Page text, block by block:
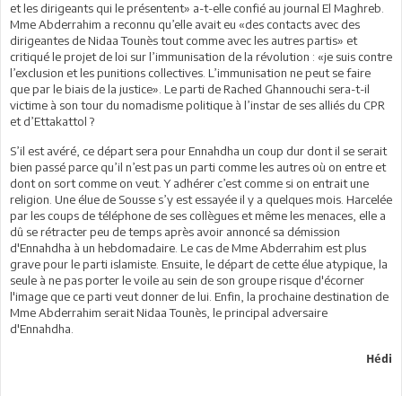
et les dirigeants qui le présentent» a-t-elle confié au journal El Maghreb.
Mme Abderrahim a reconnu qu’elle avait eu «des contacts avec des
dirigeantes de Nidaa Tounès tout comme avec les autres partis» et
critiqué le projet de loi sur l’immunisation de la révolution : «je suis contre
l’exclusion et les punitions collectives. L’immunisation ne peut se faire
que par le biais de la justice». Le parti de Rached Ghannouchi sera-t-il
victime à son tour du nomadisme politique à l’instar de ses alliés du CPR
et d’Ettakattol ?
S’il est avéré, ce départ sera pour Ennahdha un coup dur dont il se serait
bien passé parce qu’il n’est pas un parti comme les autres où on entre et
dont on sort comme on veut. Y adhérer c’est comme si on entrait une
religion. Une élue de Sousse s’y est essayée il y a quelques mois. Harcelée
par les coups de téléphone de ses collègues et même les menaces, elle a
dû se rétracter peu de temps après avoir annoncé sa démission
d'Ennahdha à un hebdomadaire. Le cas de Mme Abderrahim est plus
grave pour le parti islamiste. Ensuite, le départ de cette élue atypique, la
seule à ne pas porter le voile au sein de son groupe risque d'écorner
l'image que ce parti veut donner de lui. Enfin, la prochaine destination de
Mme Abderrahim serait Nidaa Tounès, le principal adversaire
d'Ennahdha.
Hédi